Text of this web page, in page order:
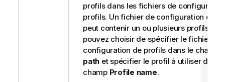
profils dans les fichiers de
profils. Un fichier de configuration de
peut contenir un ou plusieurs profils.
pouvez choisir de spécifier le fichier de
configuration de profils dans le champ
path et spécifier le profil à utiliser dans
champ Profile name.